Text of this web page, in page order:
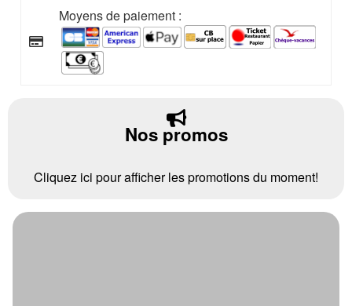
Moyens de paiement :
Nos promos
Cliquez ici pour afficher les promotions du moment!